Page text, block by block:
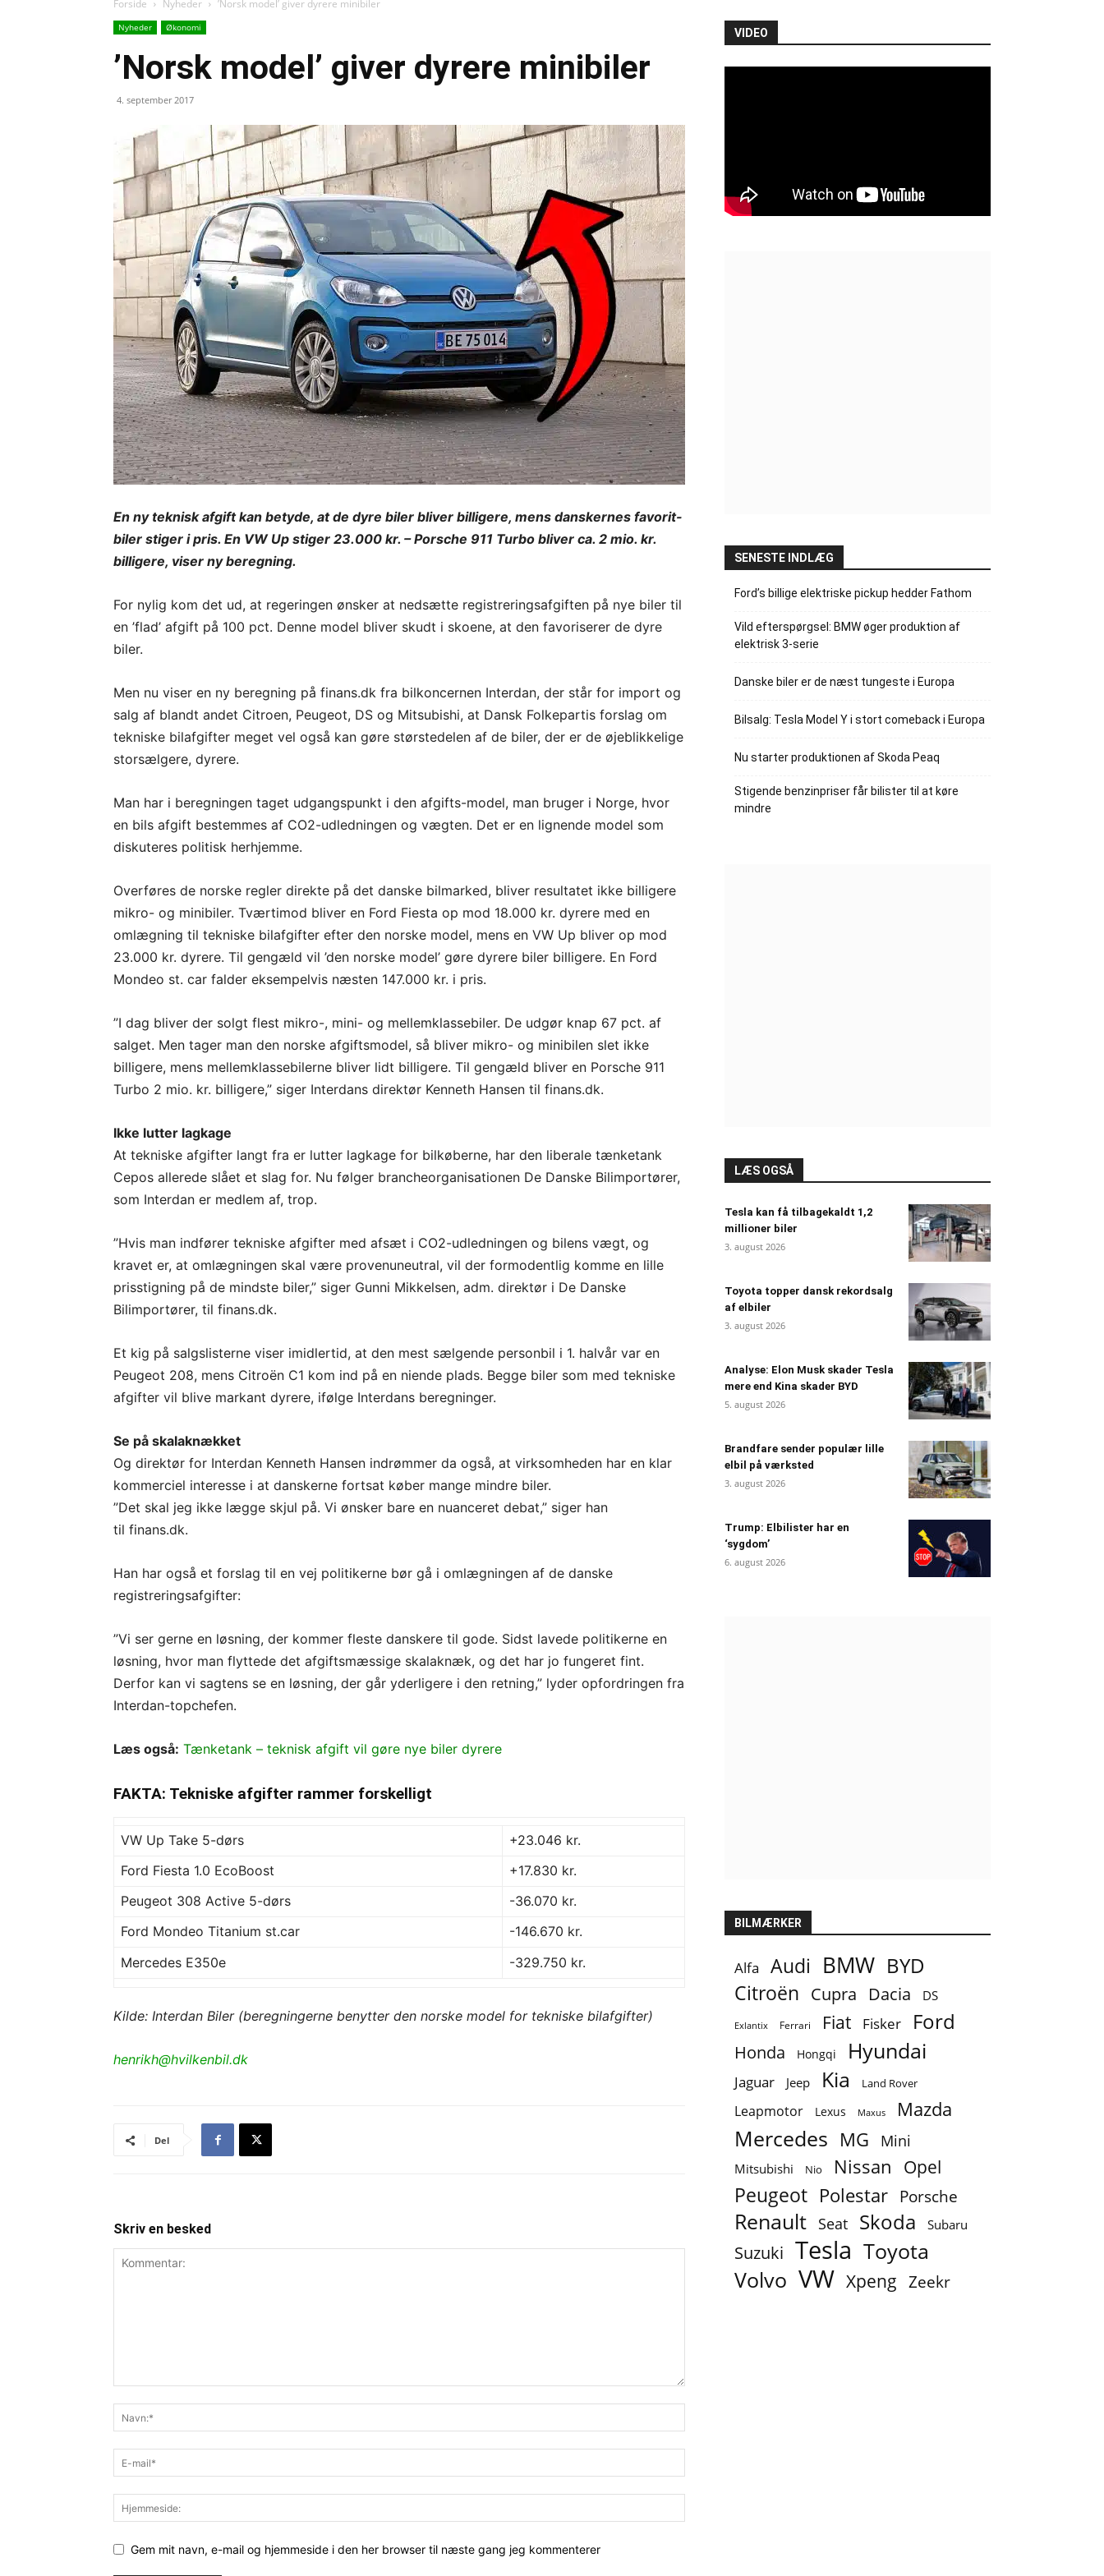
Forside Nyheder ’Norsk model’ giver dyrere minibiler
Nyheder Økonomi
’Norsk model’ giver dyrere minibiler
4. september 2017
En ny teknisk afgift kan betyde, at de dyre biler bliver billigere, mens danskernes favorit-
biler stiger i pris. En VW Up stiger 23.000 kr. – Porsche 911 Turbo bliver ca. 2 mio. kr.
billigere, viser ny beregning.
For nylig kom det ud, at regeringen ønsker at nedsætte registreringsafgiften på nye biler til
en ’flad’ afgift på 100 pct. Denne model bliver skudt i skoene, at den favoriserer de dyre
biler.
Men nu viser en ny beregning på finans.dk fra bilkoncernen Interdan, der står for import og
salg af blandt andet Citroen, Peugeot, DS og Mitsubishi, at Dansk Folkepartis forslag om
tekniske bilafgifter meget vel også kan gøre størstedelen af de biler, der er de øjeblikkelige
storsælgere, dyrere.
Man har i beregningen taget udgangspunkt i den afgifts-model, man bruger i Norge, hvor
en bils afgift bestemmes af CO2-udledningen og vægten. Det er en lignende model som
diskuteres politisk herhjemme.
Overføres de norske regler direkte på det danske bilmarked, bliver resultatet ikke billigere
mikro- og minibiler. Tværtimod bliver en Ford Fiesta op mod 18.000 kr. dyrere med en
omlægning til tekniske bilafgifter efter den norske model, mens en VW Up bliver op mod
23.000 kr. dyrere. Til gengæld vil ’den norske model’ gøre dyrere biler billigere. En Ford
Mondeo st. car falder eksempelvis næsten 147.000 kr. i pris.
”I dag bliver der solgt flest mikro-, mini- og mellemklassebiler. De udgør knap 67 pct. af
salget. Men tager man den norske afgiftsmodel, så bliver mikro- og minibilen slet ikke
billigere, mens mellemklassebilerne bliver lidt billigere. Til gengæld bliver en Porsche 911
Turbo 2 mio. kr. billigere,” siger Interdans direktør Kenneth Hansen til finans.dk.
Ikke lutter lagkage
At tekniske afgifter langt fra er lutter lagkage for bilkøberne, har den liberale tænketank
Cepos allerede slået et slag for. Nu følger brancheorganisationen De Danske Bilimportører,
som Interdan er medlem af, trop.
”Hvis man indfører tekniske afgifter med afsæt i CO2-udledningen og bilens vægt, og
kravet er, at omlægningen skal være provenuneutral, vil der formodentlig komme en lille
prisstigning på de mindste biler,” siger Gunni Mikkelsen, adm. direktør i De Danske
Bilimportører, til finans.dk.
Et kig på salgslisterne viser imidlertid, at den mest sælgende personbil i 1. halvår var en
Peugeot 208, mens Citroën C1 kom ind på en niende plads. Begge biler som med tekniske
afgifter vil blive markant dyrere, ifølge Interdans beregninger.
Se på skalaknækket
Og direktør for Interdan Kenneth Hansen indrømmer da også, at virksomheden har en klar
kommerciel interesse i at danskerne fortsat køber mange mindre biler.
”Det skal jeg ikke lægge skjul på. Vi ønsker bare en nuanceret debat,” siger han
til finans.dk.
Han har også et forslag til en vej politikerne bør gå i omlægningen af de danske
registreringsafgifter:
”Vi ser gerne en løsning, der kommer fleste danskere til gode. Sidst lavede politikerne en
løsning, hvor man flyttede det afgiftsmæssige skalaknæk, og det har jo fungeret fint.
Derfor kan vi sagtens se en løsning, der går yderligere i den retning,” lyder opfordringen fra
Interdan-topchefen.
Læs også: Tænketank – teknisk afgift vil gøre nye biler dyrere
FAKTA: Tekniske afgifter rammer forskelligt
VW Up Take 5-dørs
+23.046 kr.
Ford Fiesta 1.0 EcoBoost
+17.830 kr.
Peugeot 308 Active 5-dørs
-36.070 kr.
Ford Mondeo Titanium st.car
-146.670 kr.
Mercedes E350e
-329.750 kr.
Kilde: Interdan Biler (beregningerne benytter den norske model for tekniske bilafgifter)
henrikh@hvilkenbil.dk
Del
Skriv en besked
Gem mit navn, e-mail og hjemmeside i den her browser til næste gang jeg kommenterer
VIDEO
SENESTE INDLÆG
Ford’s billige elektriske pickup hedder Fathom
Vild efterspørgsel: BMW øger produktion af
elektrisk 3-serie
Danske biler er de næst tungeste i Europa
Bilsalg: Tesla Model Y i stort comeback i Europa
Nu starter produktionen af Skoda Peaq
Stigende benzinpriser får bilister til at køre
mindre
LÆS OGSÅ
Tesla kan få tilbagekaldt 1,2
millioner biler
3. august 2026
Toyota topper dansk rekordsalg
af elbiler
3. august 2026
Analyse: Elon Musk skader Tesla
mere end Kina skader BYD
5. august 2026
Brandfare sender populær lille
elbil på værksted
3. august 2026
Trump: Elbilister har en
‘sygdom’
6. august 2026
BILMÆRKER
Alfa Audi BMW BYD
Citroën Cupra Dacia DS
Exlantix Ferrari Fiat Fisker Ford
Honda Hongqi Hyundai
Jaguar Jeep Kia Land Rover
Leapmotor Lexus Maxus Mazda
Mercedes MG Mini
Mitsubishi Nio Nissan Opel
Peugeot Polestar Porsche
Renault Seat Skoda Subaru
Suzuki Tesla Toyota
Volvo VW Xpeng Zeekr